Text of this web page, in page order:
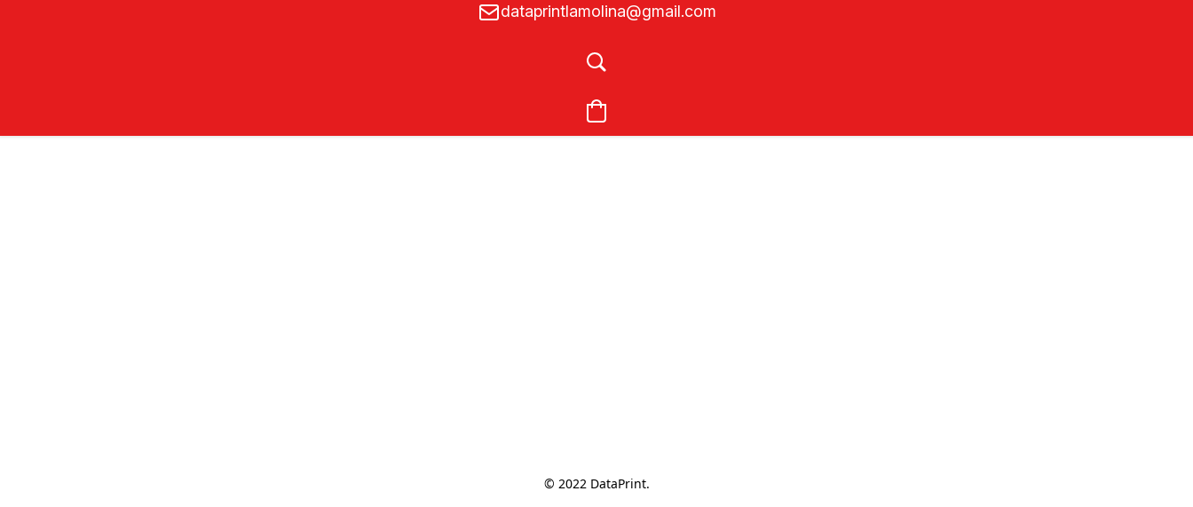
dataprintlamolina@gmail.com
© 2022 DataPrint.